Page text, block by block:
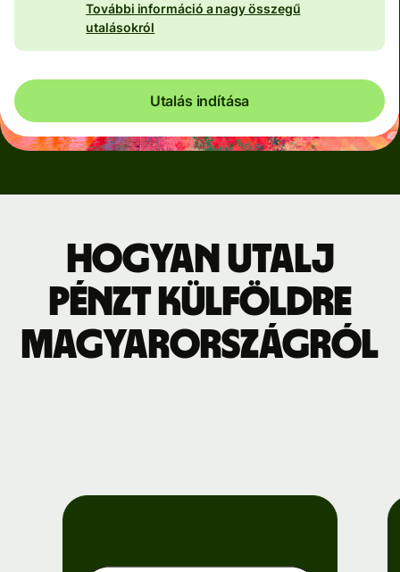
További információ a nagy összegű
utalásokról
Utalás indítása
Hogyan utalj
pénzt külföldre
Magyarországról